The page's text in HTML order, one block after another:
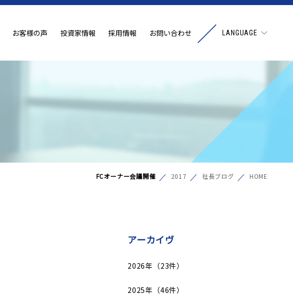
お客様の声 投資家情報 採用情報 お問い合わせ LANGUAGE
HOME
社長ブログ
2017
FCオーナー会議開催
アーカイヴ
2026年（23件）
2025年（46件）